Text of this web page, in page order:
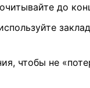
до
чтобы не